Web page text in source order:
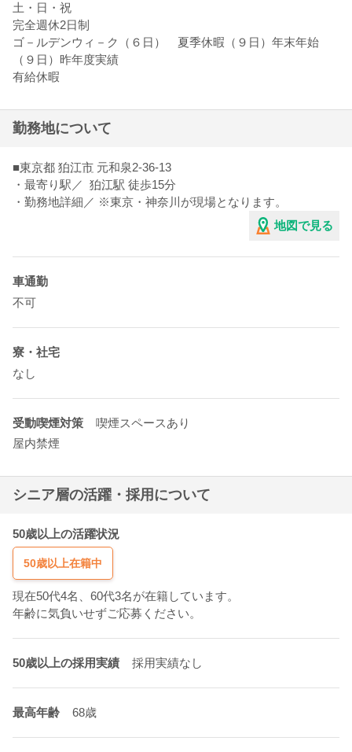
土・日・祝
完全週休2日制
ゴ－ルデンウィ－ク（６日） 夏季休暇（９日）年末年始
（９日）昨年度実績
有給休暇
勤務地について
■東京都 狛江市 元和泉2-36-13
・最寄り駅／ 狛江駅 徒歩15分
・勤務地詳細／ ※東京・神奈川が現場となります。
地図で見る
車通勤
不可
寮・社宅
なし
受動喫煙対策
喫煙スペースあり
屋内禁煙
シニア層の活躍・採用について
50歳以上の活躍状況
50歳以上在籍中
現在50代4名、60代3名が在籍しています。
年齢に気負いせずご応募ください。
50歳以上の採用実績 採用実績なし
最高年齢 68歳